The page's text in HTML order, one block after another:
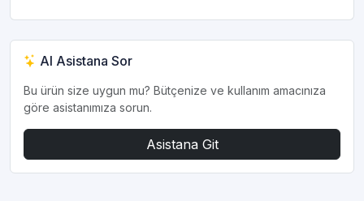
AI Asistana Sor
Bu ürün size uygun mu? Bütçenize ve kullanım amacınıza
göre asistanımıza sorun.
Asistana Git